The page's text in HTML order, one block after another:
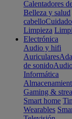
Calentadores
Belleza y salud
cabello
Limpieza
Electrónica
Audio y hifi
Auriculares
de sonido
Informática
Gaming &
Smart home
Wearables